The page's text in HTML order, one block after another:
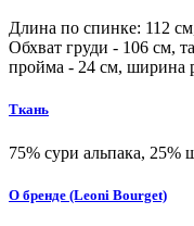
Длина по спинке: 112
Обхват груди - 106 см,
пройма - 24 см, ширина
Ткань
75% сури альпака, 25%
О бренде (Leoni Bourget)